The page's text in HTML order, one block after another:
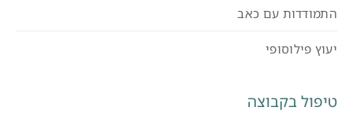
התמודדות עם כאב
יעוץ פילוסופי
טיפול בקבוצה